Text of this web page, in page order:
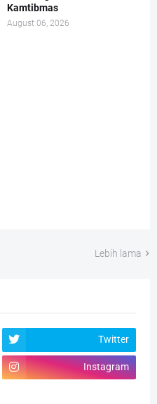
Kamtibmas
August 06, 2026
Lebih lama
Twitter
Instagram